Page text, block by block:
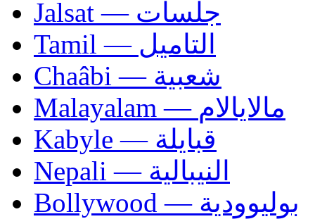
Jalsat — جلسات
Tamil — التاميل
Chaâbi — شعبية
Malayalam — مالايالام
Kabyle — قبايلة
Nepali — النيبالية
Bollywood — بوليوودية